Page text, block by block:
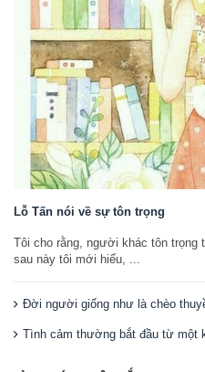
Lỗ Tấn nói về sự tôn trọng
Tôi cho rằng, người khác tôn trọng
sau này tôi mới hiểu, ...
Đời người giống như là chèo
Tình cảm thường bắt đầu từ một